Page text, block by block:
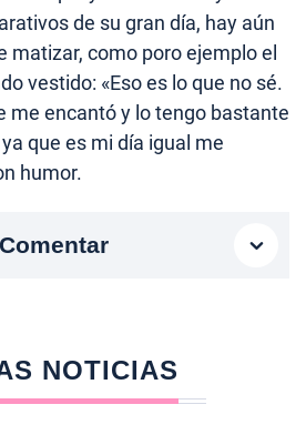
de su gran día, hay aún
matizar, como poro ejemplo el
vestido: «Eso es lo que no sé.
me encantó y lo tengo bastante
que es mi día igual me
humor.
Comentar
NOTICIAS